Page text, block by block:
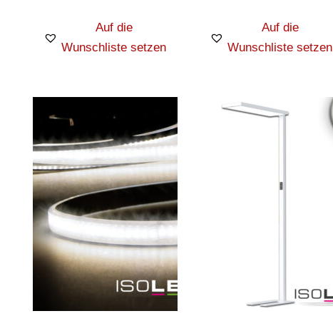
Auf die
Wunschliste setzen
Auf die
Wunschliste setzen